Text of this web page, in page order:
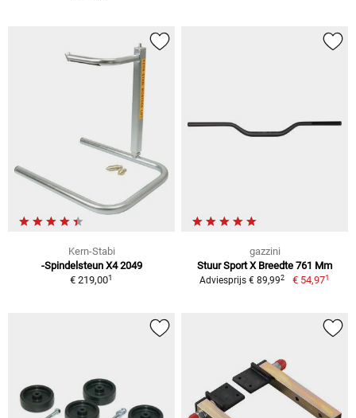
Kern-Stabi
-Spindelsteun X4 2049
€ 219,001
gazzini
Stuur Sport X Breedte 761 Mm
Adviesprijs € 89,992 € 54,971